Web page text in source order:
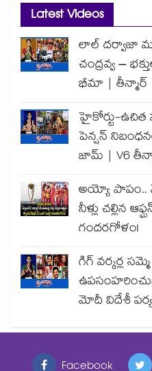
Latest Videos
లాల్ దర్వాజా
చంద్రవ్వ –
భీమా | తీన్మార్
హైకోర్టు-
పెన్షన్
జామ్ | V6
అయ్యో పాపం..
నీళ్లు చల్లిన
గందరగోళం!
గిగ్ వర్కర్ల
మోదీ విదేశీ